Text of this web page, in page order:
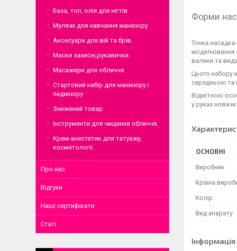
Форми
Тонка
моделювання
валики та
Цього набору
середньою та
Відмітною
у руках
ОСНОВНІ
Виробник
Країна
Колір
Вид апарату
База, топ, олія для нігтів
Муляжі для навчання манікюру
Аксесуари для вій та брів.
Маски захисні,рукавички.
Масажери для обличчя
Стартовий набір для манікюру і
педикюру
Знижений товар
Інструменти для чищення обличчя.
Крем-анестетик для татуажу,
косметології.
Про нас
Відгуки
Наші сертифікати
Статі